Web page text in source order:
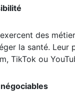
des
la santé. Leur